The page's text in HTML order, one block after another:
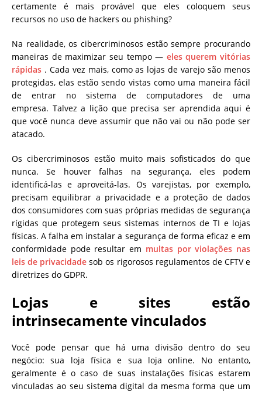
certamente é mais provável que eles coloquem seus
recursos no uso de hackers ou phishing?
Na realidade, os cibercriminosos estão sempre procurando
maneiras de maximizar seu tempo — eles querem vitórias
rápidas . Cada vez mais, como as lojas de varejo são menos
protegidas, elas estão sendo vistas como uma maneira fácil
de entrar no sistema de computadores de uma
empresa. Talvez a lição que precisa ser aprendida aqui é
que você nunca deve assumir que não vai ou não pode ser
atacado.
Os cibercriminosos estão muito mais sofisticados do que
nunca. Se houver falhas na segurança, eles podem
identificá-las e aproveitá-las. Os varejistas, por exemplo,
precisam equilibrar a privacidade e a proteção de dados
dos consumidores com suas próprias medidas de segurança
rígidas que protegem seus sistemas internos de TI e lojas
físicas. A falha em instalar a segurança de forma eficaz e em
conformidade pode resultar em multas por violações nas
leis de privacidade sob os rigorosos regulamentos de CFTV e
diretrizes do GDPR.
Lojas e sites estão
intrinsecamente vinculados
Você pode pensar que há uma divisão dentro do seu
negócio: sua loja física e sua loja online. No entanto,
geralmente é o caso de suas instalações físicas estarem
vinculadas ao seu sistema digital da mesma forma que um